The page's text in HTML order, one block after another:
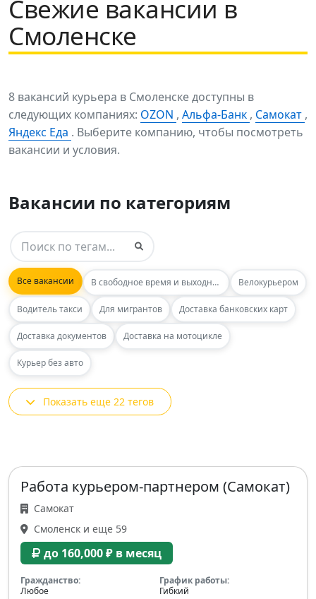
Свежие вакансии в
Смоленске
8 вакансий курьера в Смоленске доступны в
следующих компаниях: OZON , Альфа-Банк , Самокат ,
Яндекс Еда . Выберите компанию, чтобы посмотреть
вакансии и условия.
Вакансии по категориям
Все вакансии В свободное время и выходные Велокурьером
Водитель такси Для мигрантов Доставка банковских карт
Доставка документов Доставка на мотоцикле
Курьер без авто
Показать еще 22 тегов
Работа курьером-партнером (Самокат)
Самокат
Смоленск и еще 59
до 160,000 ₽ в месяц
Гражданство:
Любое
График работы:
Гибкий